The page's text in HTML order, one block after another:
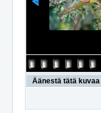
Äänestä tätä kuvaa